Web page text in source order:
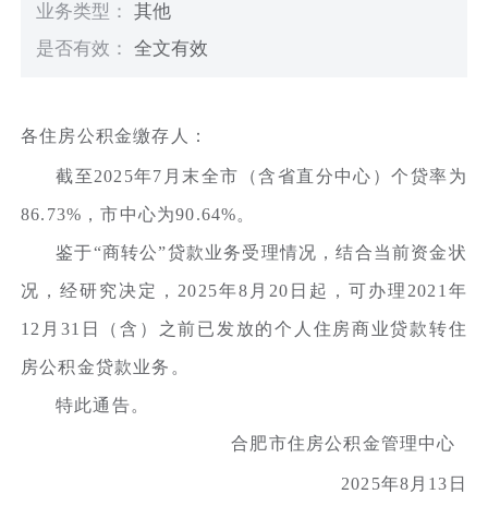
业务类型：其他
是否有效：全文有效
各住房公积金缴存人：
截至2025年7月末全市（含省直分中心）个贷率为
86.73%，市中心为90.64%。
鉴于“商转公”贷款业务受理情况，结合当前资金状
况，经研究决定，2025年8月20日起，可办理2021年
12月31日（含）之前已发放的个人住房商业贷款转住
房公积金贷款业务。
特此通告。
合肥市住房公积金管理中心
2025年8月13日